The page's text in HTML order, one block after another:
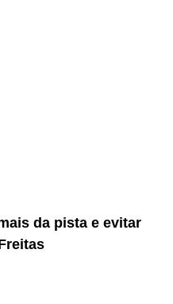
da pista e evitar